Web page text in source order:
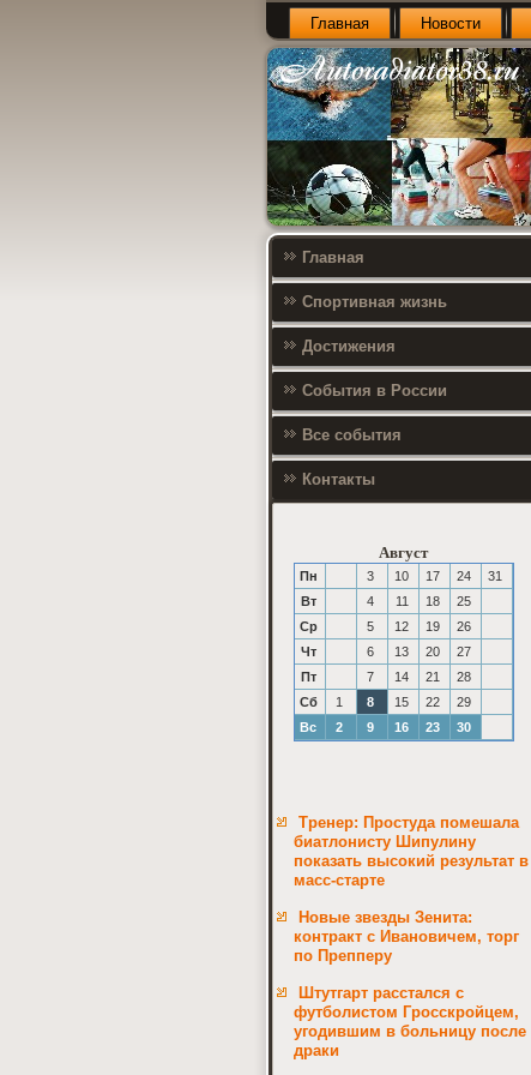
Главная Новости
Главная
Спортивная жизнь
Достижения
События в России
Все события
Контакты
Август
Пн 3 10 17 24
31
Вт
4 11 18
25
Ср
5 12 19
26
Чт
6 13 20
27
Пт
7 14 21
28
Сб
1 8 15 22
29
Вс
2 9 16 23 30
Тренер: Простуда помешала
биатлонисту Шипулину
показать высокий результат в
масс-старте
Новые звезды Зенита:
контракт с Ивановичем, торг
по Препперу
Штутгарт расстался с
футболистом Гросскройцем,
угодившим в больницу после
драки